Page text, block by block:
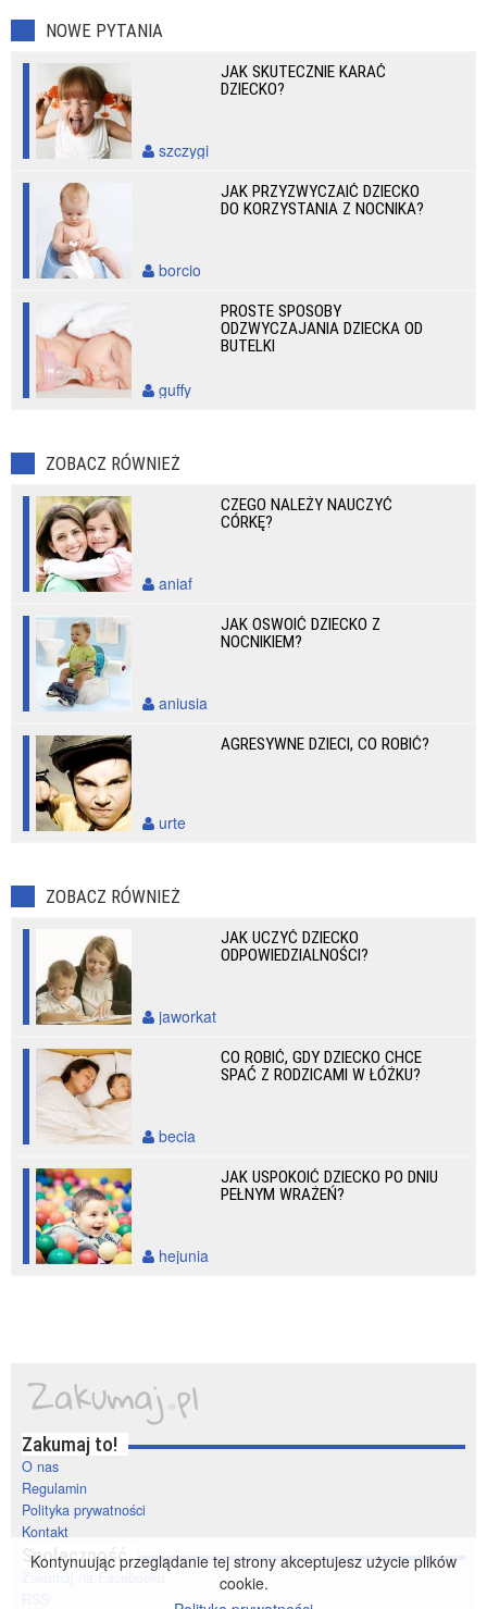
NOWE PYTANIA
JAK SKUTECZNIE KARAĆ
DZIECKO?
szczygi
JAK PRZYZWYCZAIĆ DZIECKO
DO KORZYSTANIA Z NOCNIKA?
borcio
PROSTE SPOSOBY
ODZWYCZAJANIA DZIECKA OD
BUTELKI
guffy
ZOBACZ RÓWNIEŻ
CZEGO NALEŻY NAUCZYĆ
CÓRKĘ?
aniaf
JAK OSWOIĆ DZIECKO Z
NOCNIKIEM?
aniusia
AGRESYWNE DZIECI, CO ROBIĆ?
urte
ZOBACZ RÓWNIEŻ
JAK UCZYĆ DZIECKO
ODPOWIEDZIALNOŚCI?
jaworkat
CO ROBIĆ, GDY DZIECKO CHCE
SPAĆ Z RODZICAMI W ŁÓŻKU?
becia
JAK USPOKOIĆ DZIECKO PO DNIU
PEŁNYM WRAŻEŃ?
hejunia
Zakumaj to!
O nas
Regulamin
Polityka prywatności
Kontakt
Społeczność
Zakumaj na Facebooku
Kontynuując przeglądanie tej strony akceptujesz użycie plików
cookie.